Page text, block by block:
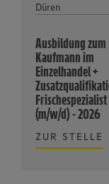
Düren
Ausbildung zum
Kaufmann im
Einzelhandel +
Frischespezialist
(m/w/d) - 2026
ZUR STELLE